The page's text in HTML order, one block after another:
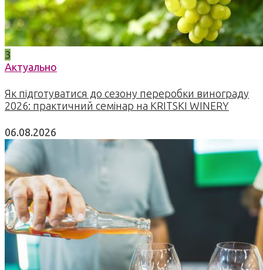
3
Актуально
Як підготуватися до сезону переробки винограду
2026: практичний семінар на KRITSKI WINERY
06.08.2026